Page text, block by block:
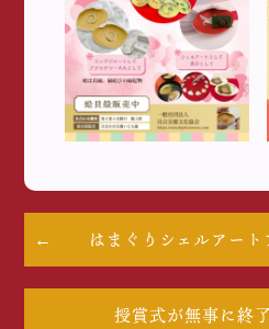
はまぐりシェルアー
授賞式が無事に終